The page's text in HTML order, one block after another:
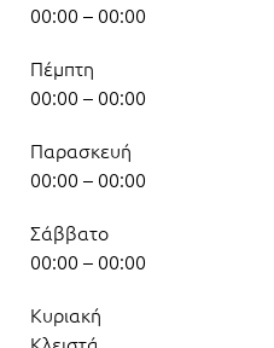
00:00 – 00:00
Πέμπτη
00:00 – 00:00
Παρασκευή
00:00 – 00:00
Σάββατο
00:00 – 00:00
Κυριακή